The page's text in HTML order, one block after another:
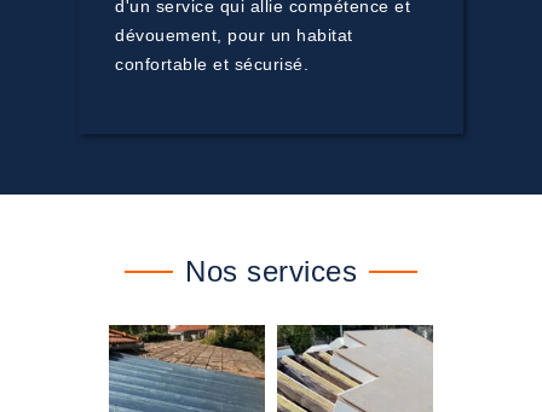
d'un service qui allie compétence et
dévouement, pour un habitat
confortable et sécurisé.
Nos services